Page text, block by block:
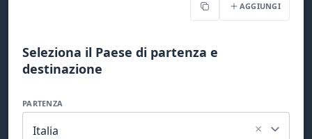
Copia AGGIUNGI
Seleziona il Paese di partenza e
destinazione
PARTENZA
Italia ×